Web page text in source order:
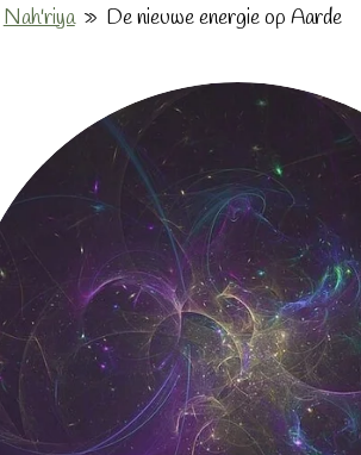
Nah'riya » De nieuwe energie op Aarde